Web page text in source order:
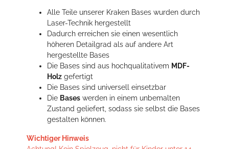
Alle Teile unserer Kraken Bases wurden durch
Laser-Technik hergestellt
Dadurch erreichen sie einen wesentlich
höheren Detailgrad als auf andere Art
hergestellte Bases
Die Bases sind aus hochqualitativem MDF-
Holz gefertigt
Die Bases sind universell einsetzbar
Die Bases werden in einem unbemalten
Zustand geliefert, sodass sie selbst die Bases
gestalten können.
Wichtiger Hinweis